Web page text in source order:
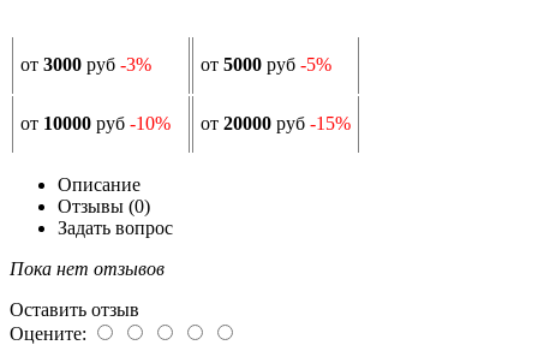
от 3000 руб -3% от 5000 руб -5%
от 10000 руб -10% от 20000 руб -15%
Описание
Отзывы (0)
Задать вопрос
Пока нет отзывов
Оставить отзыв
Оцените: